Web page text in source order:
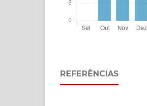
REFERÊNCIAS